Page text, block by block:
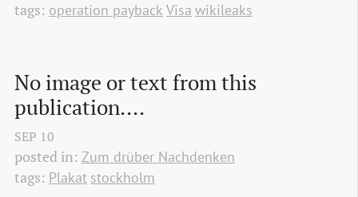
tags: operation payback Visa wikileaks
No image or text from this
publication....
SEP 10
posted in: Zum drüber Nachdenken
tags: Plakat stockholm